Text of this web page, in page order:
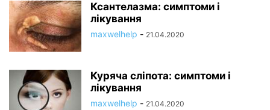
Ксантелазма: симптоми і
лікування
maxwelhelp - 21.04.2020
Куряча сліпота: симптоми і
лікування
maxwelhelp - 21.04.2020